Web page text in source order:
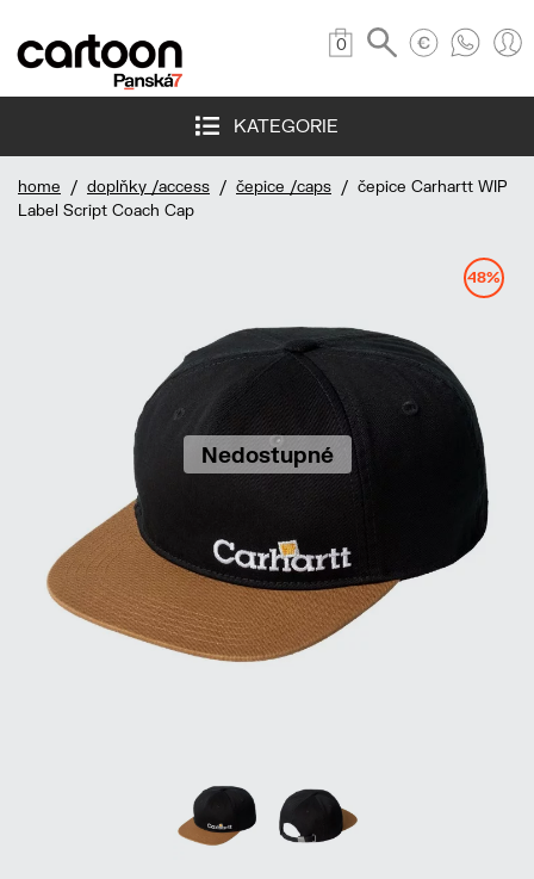
0
KATEGORIE
home / doplňky /access / čepice /caps / čepice Carhartt WIP
Label Script Coach Cap
Nedostupné
48%